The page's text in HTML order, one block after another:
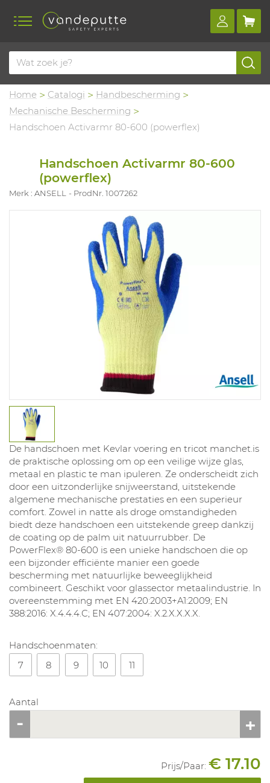
Home Catalogi
Handbescherming
Mechanische Bescherming
Handschoen Activarmr 80-600 (powerflex)
Handschoen Activarmr 80-600
(powerflex)
Merk : ANSELL ProdNr. 1007262
De handschoen met Kevlar voering en tricot manchet.is
de praktische oplossing om op een veilige wijze glas,
metaal en plastic te man ipuleren. Ze onderscheidt zich
door een uitzonderlijke snijweerstand, uitstekende
algemene mechanische prestaties en een superieur
comfort. Zowel in natte als droge omstandigheden
biedt deze handschoen een uitstekende greep dankzij
de coating op de palm uit natuurrubber. De
PowerFlex® 80-600 is een unieke handschoen die op
een bijzonder efficiënte manier een goede
bescherming met natuurlijke beweeglijkheid
combineert. Geschikt voor glassector metaalindustrie. In
overeenstemming met EN 420:2003+A1:2009; EN
388:2016: X.4.4.4.C; EN 407:2004: X.2.X.X.X.X.
Handschoenmaten:
7
8 9 10 11
Aantal
Prijs/Paar: € 17.10